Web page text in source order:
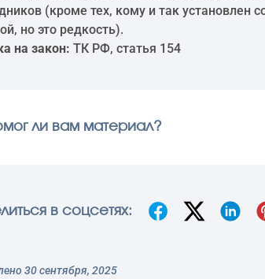
(кроме тех, кому и так установлен
но это редкость).
на закон: ТК РФ, статья 154
ли вам материал?
в соцсетях:
30 сентября, 2025